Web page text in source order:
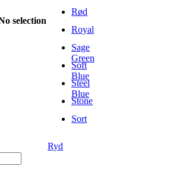
selection
Rød
Royal
Sage
Green
Soft
Blue
Steel
Blue
Stone
Sort
Ryd